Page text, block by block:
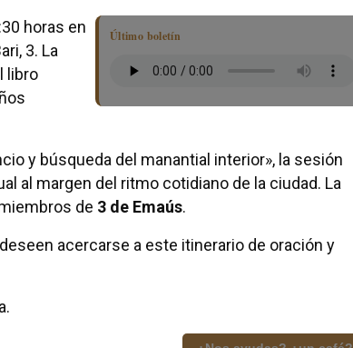
Último boletín
horas en
3. La
libro
y búsqueda del manantial interior», la sesión
al margen del ritmo cotidiano de la ciudad. La
de 3 de Emaús.
acercarse a este itinerario de oración y